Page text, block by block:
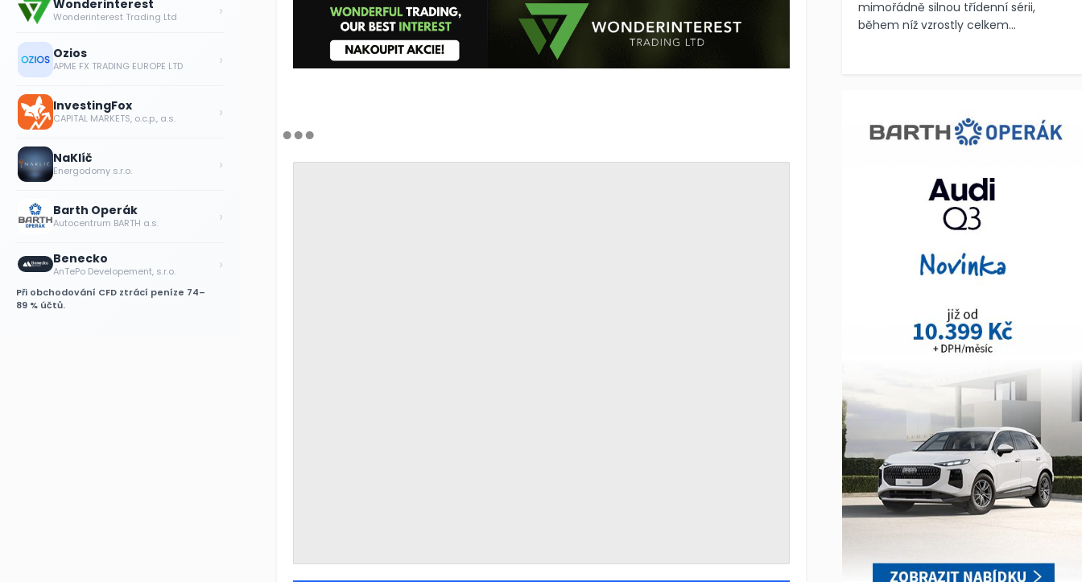
Wonderinterest
Wonderinterest Trading Ltd ›
Ozios
APME FX TRADING EUROPE LTD ›
InvestingFox
CAPITAL MARKETS, o.c.p., a.s. ›
NaKlíč
Energodomy s.r.o. ›
Barth Operák
Autocentrum BARTH a.s. ›
Benecko
AnTePo Developement, s.r.o. ›
Při obchodování CFD ztrácí peníze 74–
89 % účtů.
mimořádně silnou třídenní sérii,
během níž vzrostly celkem...